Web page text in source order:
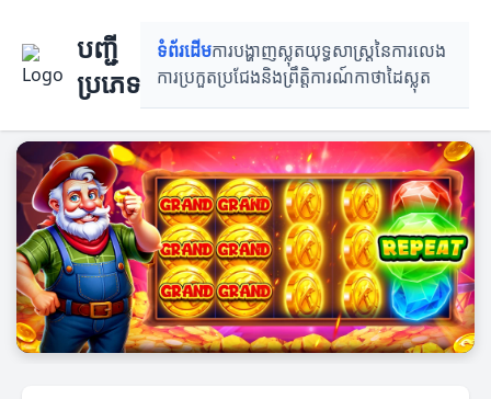
បញ្ជី
ប្រភេទ
ទំព័រដើមការបង្ហាញស្លុតយុទ្ធសាស្ត្រនៃការលេង
ការ​ប្រកួតប្រជែង​និង​ព្រឹត្តិការណ៍កាថាដៃស្លុត